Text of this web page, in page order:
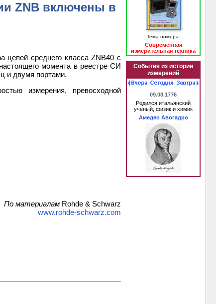
ZNB включены в
цепей среднего класса ZNB40 с
момента в реестре СИ
и двумя портами.
измерения, превосходной
По материалам Rohde & Schwarz
www.rohde-schwarz.com
Тема номера:
Современная
измерительная техника
События из истории
измерений
09.08.1776
Родился итальянский
ученый, физик и химик
Амедео Авогадро